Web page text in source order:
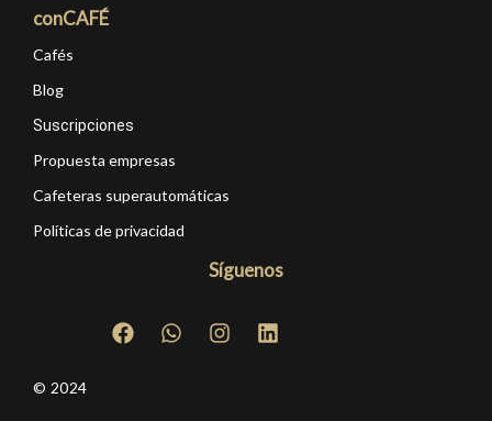
conCAFÉ
Cafés
Blog
Suscripciones
Propuesta empresas
Cafeteras superautomáticas
Políticas de privacidad
Síguenos
© 2024